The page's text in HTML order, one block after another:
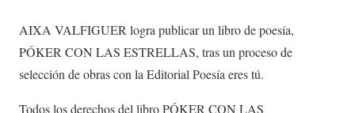
AIXA VALFIGUER logra publicar un libro de poesía,
PÓKER CON LAS ESTRELLAS, tras un proceso de
selección de obras con la Editorial Poesía eres tú.
Todos los derechos del libro PÓKER CON LAS